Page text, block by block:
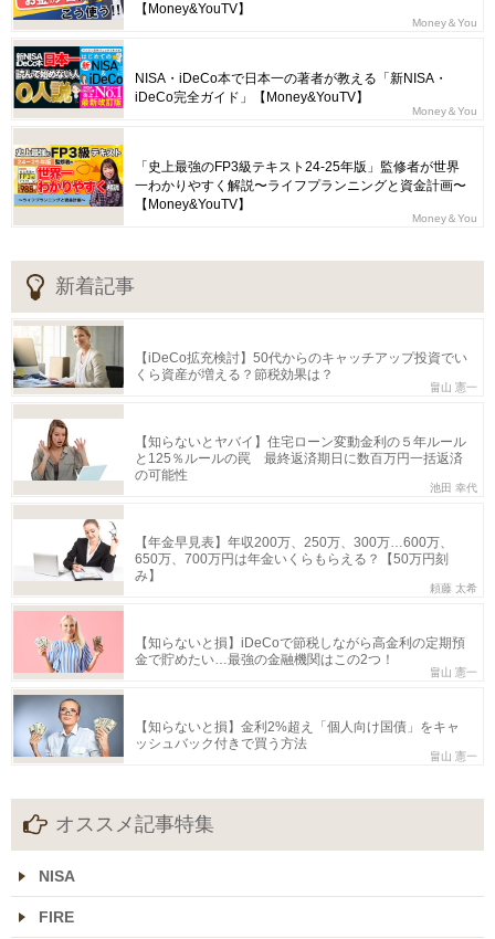
【Money&YouTV】
Money＆You
NISA・iDeCo本で日本一の著者が教える「新NISA・
iDeCo完全ガイド」【Money&YouTV】
Money＆You
「史上最強のFP3級テキスト24-25年版」監修者が世界
一わかりやすく解説〜ライフプランニングと資金計画〜
【Money&YouTV】
Money＆You
新着記事
【iDeCo拡充検討】50代からのキャッチアップ投資でい
くら資産が増える？節税効果は？
畠山 憲一
【知らないとヤバイ】住宅ローン変動金利の５年ルール
と125％ルールの罠 最終返済期日に数百万円一括返済
の可能性
池田 幸代
【年金早見表】年収200万、250万、300万…600万、
650万、700万円は年金いくらもらえる？【50万円刻
み】
頼藤 太希
【知らないと損】iDeCoで節税しながら高金利の定期預
金で貯めたい…最強の金融機関はこの2つ！
畠山 憲一
【知らないと損】金利2%超え「個人向け国債」をキャ
ッシュバック付きで買う方法
畠山 憲一
オススメ記事特集
NISA
FIRE